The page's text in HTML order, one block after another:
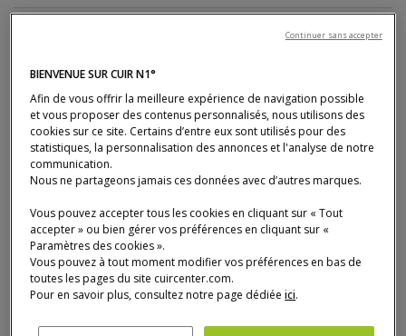
BIENVENUE SUR CUIR N1°
Afin de vous offrir la meilleure expérience de navigation possible
et vous proposer des contenus personnalisés, nous utilisons des
cookies sur ce site. Certains d’entre eux sont utilisés pour des
statistiques, la personnalisation des annonces et l'analyse de notre
communication.
Nous ne partageons jamais ces données avec d’autres marques.
Vous pouvez accepter tous les cookies en cliquant sur « Tout
accepter » ou bien gérer vos préférences en cliquant sur «
Paramètres des cookies ».
Vous pouvez à tout moment modifier vos préférences en bas de
toutes les pages du site cuircenter.com.
Pour en savoir plus, consultez notre page dédiéeici.
Continuer sans accepter